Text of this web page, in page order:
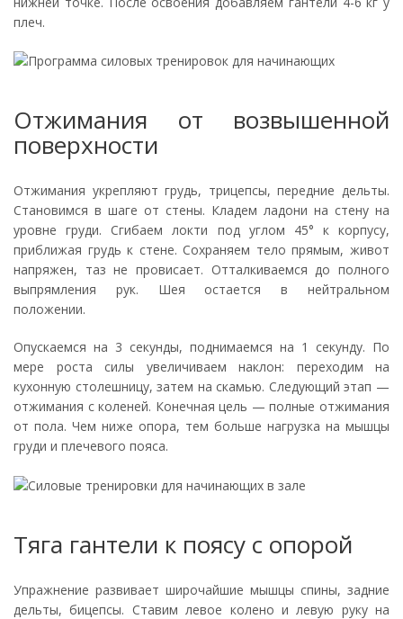
плеч.
Отжимания от возвышенной
поверхности
Отжимания укрепляют грудь, трицепсы, передние дельты.
Становимся в шаге от стены. Кладем ладони на стену на
уровне груди. Сгибаем локти под углом 45° к корпусу,
приближая грудь к стене. Сохраняем тело прямым, живот
напряжен, таз не провисает. Отталкиваемся до полного
выпрямления рук. Шея остается в нейтральном
положении.
Опускаемся на 3 секунды, поднимаемся на 1 секунду. По
мере роста силы увеличиваем наклон: переходим на
кухонную столешницу, затем на скамью. Следующий этап —
отжимания с коленей. Конечная цель — полные отжимания
от пола. Чем ниже опора, тем больше нагрузка на мышцы
груди и плечевого пояса.
Тяга гантели к поясу с опорой
Упражнение развивает широчайшие мышцы спины, задние
дельты, бицепсы. Ставим левое колено и левую руку на